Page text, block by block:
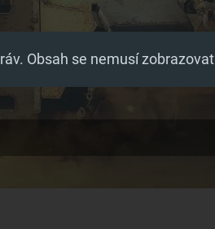
Obsah se nemusí